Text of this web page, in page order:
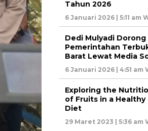
Tahun 2026
6 Januari 2026 | 5:11 am
Dedi Mulyadi Dorong
Pemerintahan
Barat Lewat Media
6 Januari 2026 | 4:51 am
Exploring the
of Fruits in a Healthy
Diet
29 Maret 2023 | 5:36 am